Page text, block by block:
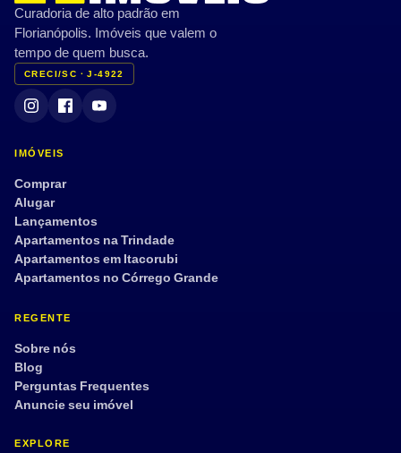
Curadoria de alto padrão em
Florianópolis. Imóveis que valem o
tempo de quem busca.
CRECI/SC · J-4922
IMÓVEIS
Comprar
Alugar
Lançamentos
Apartamentos na Trindade
Apartamentos em Itacorubi
Apartamentos no Córrego Grande
REGENTE
Sobre nós
Blog
Perguntas Frequentes
Anuncie seu imóvel
EXPLORE